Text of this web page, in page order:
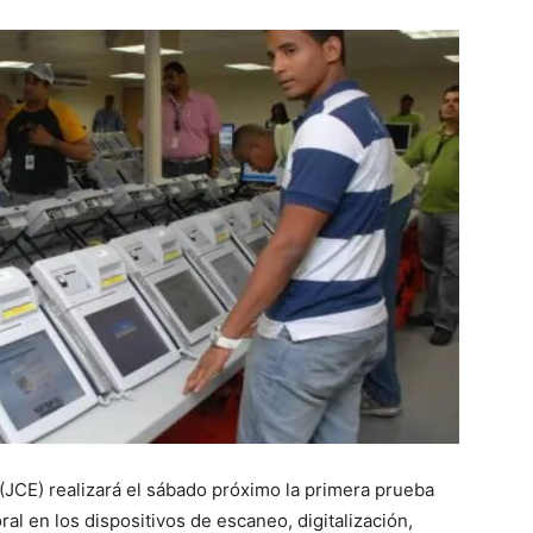
realizará el sábado próximo la primera prueba
en los dispositivos de escaneo, digitalización,